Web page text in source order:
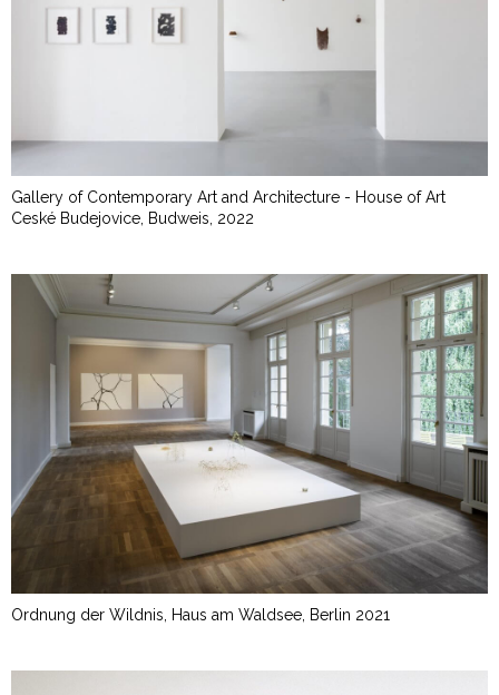
Gallery of Contemporary Art and Architecture - House of Art
Ceské Budejovice, Budweis, 2022
Ordnung der Wildnis, Haus am Waldsee, Berlin 2021